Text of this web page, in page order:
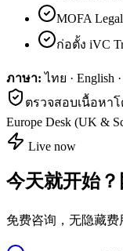
MOFA
ก่อตั้ง iVC
ภาษา: ไทย · English
ตรวจสอบเนื้อหาโ
Europe Desk (UK &
Live now
今天就开始
免费咨询，无隐藏费